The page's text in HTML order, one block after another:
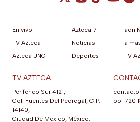
En vivo
TV Azteca
Azteca UNO
Azteca 7
Noticias
Deportes
adn
a
TV
TV AZTECA
Periférico Sur 4121,
Col. Fuentes Del Pedregal, C.P.
14140,
Ciudad De México, México.
55 1720